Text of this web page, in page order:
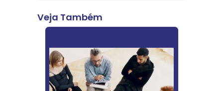
Veja Também